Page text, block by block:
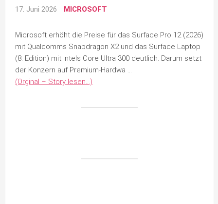
17. Juni 2026 MICROSOFT
Microsoft erhöht die Preise für das Surface Pro 12 (2026)
mit Qualcomms Snapdragon X2 und das Surface Laptop
(8. Edition) mit Intels Core Ultra 300 deutlich. Darum setzt
der Konzern auf Premium-Hardwa …
(Orginal – Story lesen…)